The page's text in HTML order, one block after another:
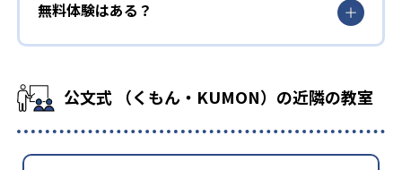
無料体験はある？
公文式 （くもん・KUMON）の近隣の教室